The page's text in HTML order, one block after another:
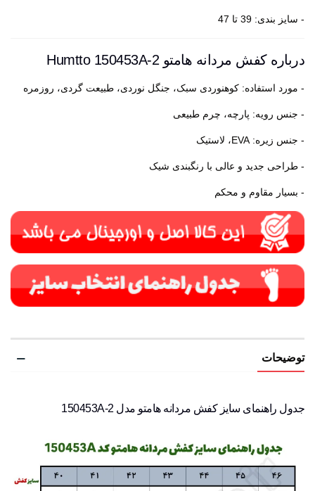
- سایز بندی: 39 تا 47
درباره کفش مردانه هامتو Humtto 150453A-2
- مورد استفاده: کوهنوردی سبک، جنگل نوردی، طبیعت گردی، روزمره
- جنس رویه: پارچه، چرم طبیعی
- جنس زیره: EVA، لاستیک
- طراحی جدید و عالی با رنگبندی شیک
- بسیار مقاوم و محکم
توضیحات
جدول راهنمای سایز کفش مردانه هامتو مدل 150453A-2